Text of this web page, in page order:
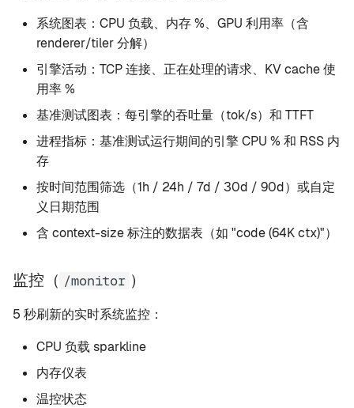
系统图表：CPU 负载、内存 %、GPU 利用率（含
renderer/tiler 分解）
引擎活动：TCP 连接、正在处理的请求、KV cache 使
用率 %
基准测试图表：每引擎的吞吐量（tok/s）和 TTFT
进程指标：基准测试运行期间的引擎 CPU % 和 RSS 内
存
按时间范围筛选（1h / 24h / 7d / 30d / 90d）或自定
义日期范围
含 context-size 标注的数据表（如 "code (64K ctx)"）
监控（ /monitor ）
5 秒刷新的实时系统监控：
CPU 负载 sparkline
内存仪表
温控状态